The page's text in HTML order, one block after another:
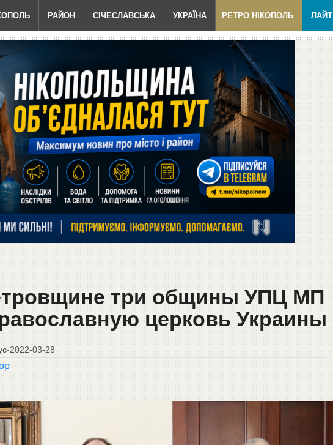
РАЙОН СІЧЕСЛАВСЬКА УКРАЇНА РЕТРО НІКОПОЛЬ ЛАЙТ
три общины УПЦ МП
церковь Украины
-2022-03-28